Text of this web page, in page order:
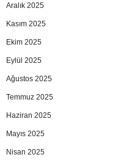
Aralık 2025
Kasım 2025
Ekim 2025
Eylül 2025
Ağustos 2025
Temmuz 2025
Haziran 2025
Mayıs 2025
Nisan 2025